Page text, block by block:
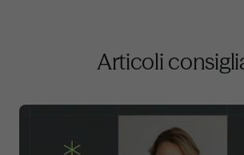
Articoli